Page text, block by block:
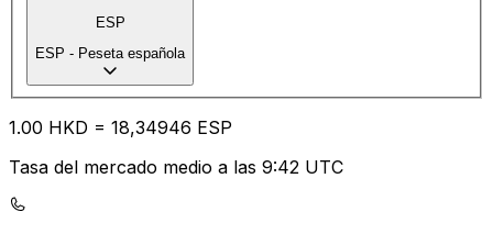
ESP
ESP - Peseta española
1.00 HKD = 18,34946 ESP
Tasa del mercado medio a las 9:42 UTC